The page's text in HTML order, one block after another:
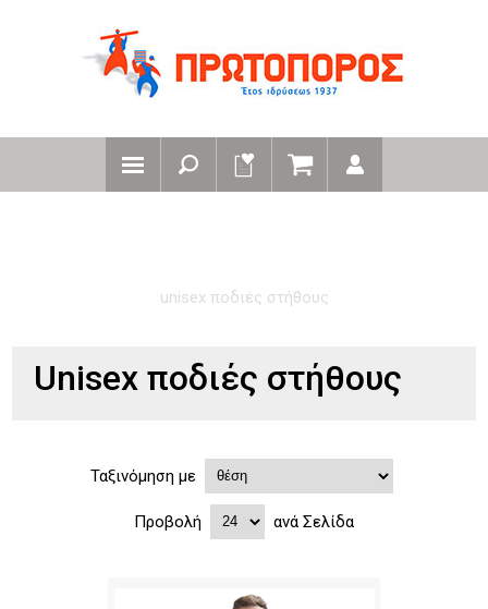
unisex ποδιές στήθους
Unisex ποδιές στήθους
Ταξινόμηση με
Προβολή ανά Σελίδα